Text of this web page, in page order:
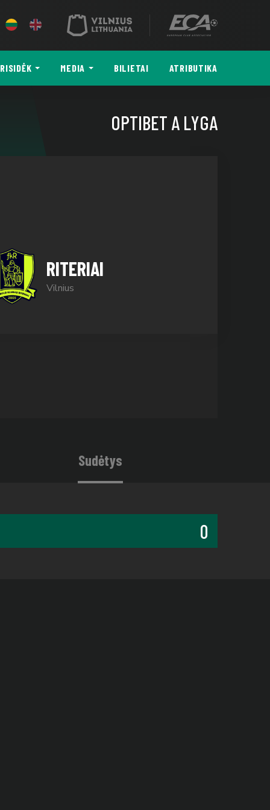
MEDIA BILIETAI ATRIBUTIKA
OPTIBET A LYGA
RITERIAI
Vilnius
Sudėtys
0